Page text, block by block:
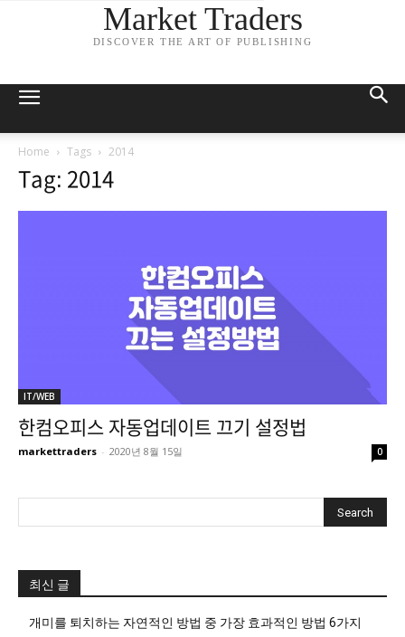
Market Traders
DISCOVER THE ART OF PUBLISHING
Home Tags 2014
Tag: 2014
IT/WEB
한컴오피스 자동업데이트 끄기 설정법
markettraders - 2020년 8월 15일 0
최신 글
개미를 퇴치하는 자연적인 방법 중 가장 효과적인 방법 6가지